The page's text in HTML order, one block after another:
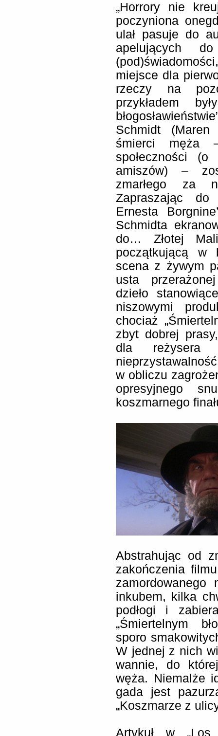
„Horrory nie
poczyniona
ulał pasuje do
apelujących
miejsce dla
rzeczy na
przykładem
Schmidt
śmierci męża
społeczności
amiszów) –
zmarłego za
Zapraszając do
Ernesta
Schmidta
do… Złotej
początkującą w
scena z żywym
usta
dzieło
niszowymi
chociaż
zbyt dobrej
dla reżysera
w obliczu
opresyjnego
koszmarnego
Abstrahując od
zakończenia
inkubem, kilka
podłogi i
„Śmiertelnym
sporo
W jednej z nich
wannie, do
węża. Niemalże
gada jest
„Koszmarze z
Artykuł w „Los